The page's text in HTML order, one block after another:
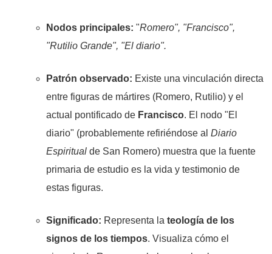
Nodos principales: "Romero", "Francisco",
"Rutilio Grande", "El diario".
Patrón observado: Existe una vinculación directa
entre figuras de mártires (Romero, Rutilio) y el
actual pontificado de Francisco. El nodo "El
diario" (probablemente refiriéndose al Diario
Espiritual de San Romero) muestra que la fuente
primaria de estudio es la vida y testimonio de
estas figuras.
Significado: Representa la teología de los
signos de los tiempos. Visualiza cómo el